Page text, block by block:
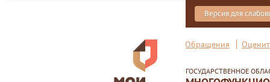
Версия для
Обращения
ГОСУДАРСТВЕННОЕ